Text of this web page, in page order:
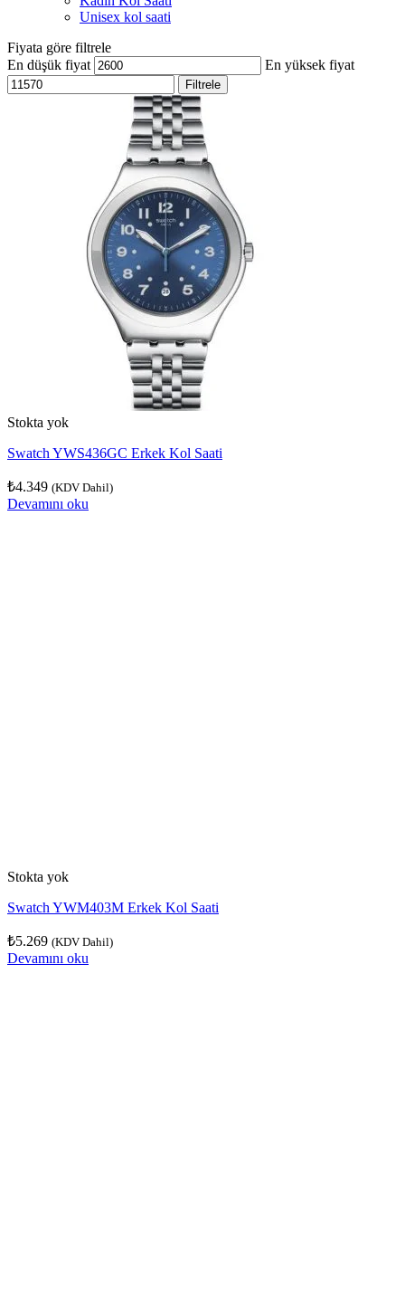
Unisex kol saati
Fiyata göre filtrele
En düşük fiyat
En yüksek fiyat
Filtrele
Stokta yok
Swatch YWS436GC Erkek Kol Saati
₺4.349 (KDV Dahil)
Devamını oku
Stokta yok
Swatch YWM403M Erkek Kol Saati
₺5.269 (KDV Dahil)
Devamını oku